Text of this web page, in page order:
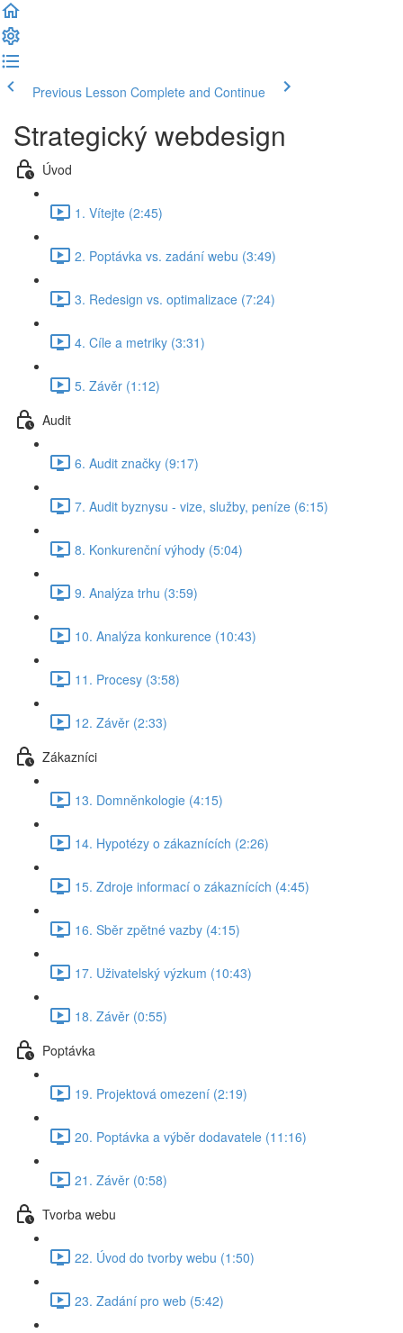
Previous Lesson Complete and Continue
Strategický webdesign
Úvod
1. Vítejte (2:45)
2. Poptávka vs. zadání webu (3:49)
3. Redesign vs. optimalizace (7:24)
4. Cíle a metriky (3:31)
5. Závěr (1:12)
Audit
6. Audit značky (9:17)
7. Audit byznysu - vize, služby, peníze (6:15)
8. Konkurenční výhody (5:04)
9. Analýza trhu (3:59)
10. Analýza konkurence (10:43)
11. Procesy (3:58)
12. Závěr (2:33)
Zákazníci
13. Domněnkologie (4:15)
14. Hypotézy o zákaznících (2:26)
15. Zdroje informací o zákaznících (4:45)
16. Sběr zpětné vazby (4:15)
17. Uživatelský výzkum (10:43)
18. Závěr (0:55)
Poptávka
19. Projektová omezení (2:19)
20. Poptávka a výběr dodavatele (11:16)
21. Závěr (0:58)
Tvorba webu
22. Úvod do tvorby webu (1:50)
23. Zadání pro web (5:42)